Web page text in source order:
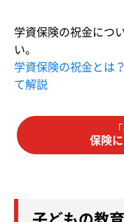
学資保険の祝金につ
い。
学資保険の祝金とは
て解説
保険